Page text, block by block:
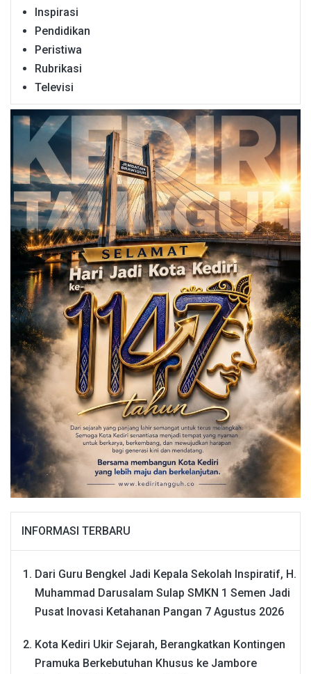
Inspirasi
Pendidikan
Peristiwa
Rubrikasi
Televisi
INFORMASI TERBARU
Dari Guru Bengkel Jadi Kepala Sekolah Inspiratif, H.
Muhammad Darusalam Sulap SMKN 1 Semen Jadi
Pusat Inovasi Ketahanan Pangan 7 Agustus 2026
Kota Kediri Ukir Sejarah, Berangkatkan Kontingen
Pramuka Berkebutuhan Khusus ke Jambore